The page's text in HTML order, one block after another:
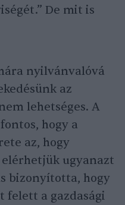
De mit is
nyilvánvalóvá
az
lehetséges. A
hogy a
az, hogy
elérhetjük ugyanazt
bizonyította, hogy
felett a gazdasági